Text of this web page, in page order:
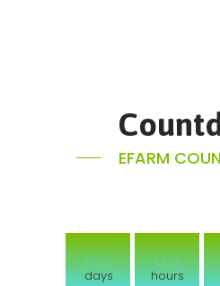
EFARM
00
days
00
hours